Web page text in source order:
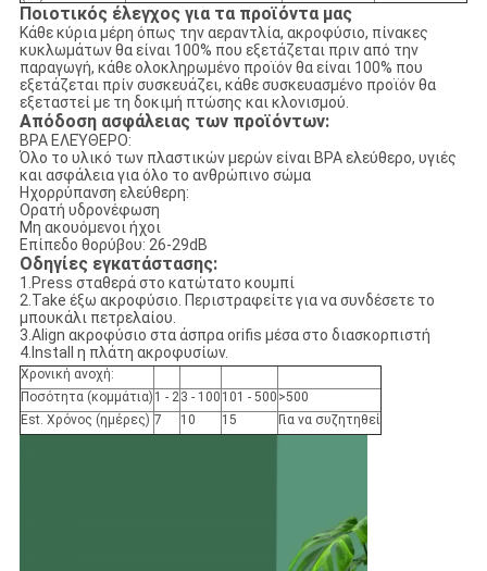
Ποιοτικός έλεγχος για τα προϊόντα μας
Κάθε κύρια μέρη όπως την αεραντλία, ακροφύσιο, πίνακες
κυκλωμάτων θα είναι 100% που εξετάζεται πριν από την
παραγωγή, κάθε ολοκληρωμένο προϊόν θα είναι 100% που
εξετάζεται πρίν συσκευάζει, κάθε συσκευασμένο προϊόν θα
εξεταστεί με τη δοκιμή πτώσης και κλονισμού.
Απόδοση ασφάλειας των προϊόντων:
BPA ΕΛΕΎΘΕΡΟ:
Όλο το υλικό των πλαστικών μερών είναι BPA ελεύθερο, υγιές
και ασφάλεια για όλο το ανθρώπινο σώμα
Ηχορρύπανση ελεύθερη:
Ορατή υδρονέφωση
Μη ακουόμενοι ήχοι
Επίπεδο θορύβου: 26-29dB
Οδηγίες εγκατάστασης:
1.Press σταθερά στο κατώτατο κουμπί
2.Take έξω ακροφύσιο. Περιστραφείτε για να συνδέσετε το
μπουκάλι πετρελαίου.
3.Align ακροφύσιο στα άσπρα orifis μέσα στο διασκορπιστή
4.Install η πλάτη ακροφυσίων.
Χρονική ανοχή:
Ποσότητα (κομμάτια) 1 - 23 - 100 101 - 500 >500
Est. Χρόνος (ημέρες) 7 10 15 Για να συζητηθεί